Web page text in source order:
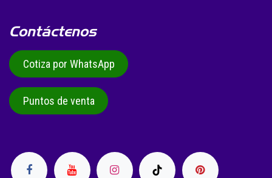
Contáctenos
Cotiza por WhatsApp
Puntos de venta